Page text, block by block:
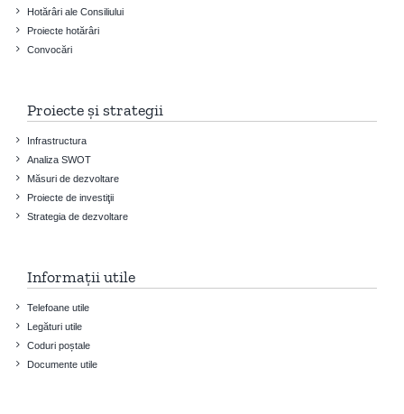
Hotărâri ale Consiliului
Proiecte hotărâri
Convocări
Proiecte și strategii
Infrastructura
Analiza SWOT
Măsuri de dezvoltare
Proiecte de investiţii
Strategia de dezvoltare
Informații utile
Telefoane utile
Legături utile
Coduri poștale
Documente utile